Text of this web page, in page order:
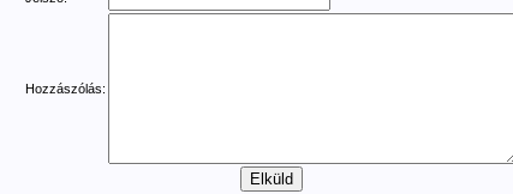
Hozzászólás: